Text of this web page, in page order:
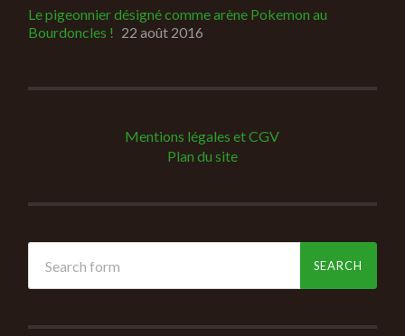
Le pigeonnier désigné comme arène Pokemon au
Bourdoncles ! 22 août 2016
Mentions légales et CGV
Plan du site